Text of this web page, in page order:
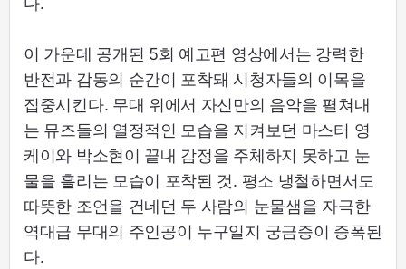
이 가운데 공개된 5회 예고편 영상에서는 강력한
반전과 감동의 순간이 포착돼 시청자들의 이목을
집중시킨다. 무대 위에서 자신만의 음악을 펼쳐내
는 뮤즈들의 열정적인 모습을 지켜보던 마스터 영
케이와 박소현이 끝내 감정을 주체하지 못하고 눈
물을 흘리는 모습이 포착된 것. 평소 냉철하면서도
따뜻한 조언을 건네던 두 사람의 눈물샘을 자극한
역대급 무대의 주인공이 누구일지 궁금증이 증폭된
다.